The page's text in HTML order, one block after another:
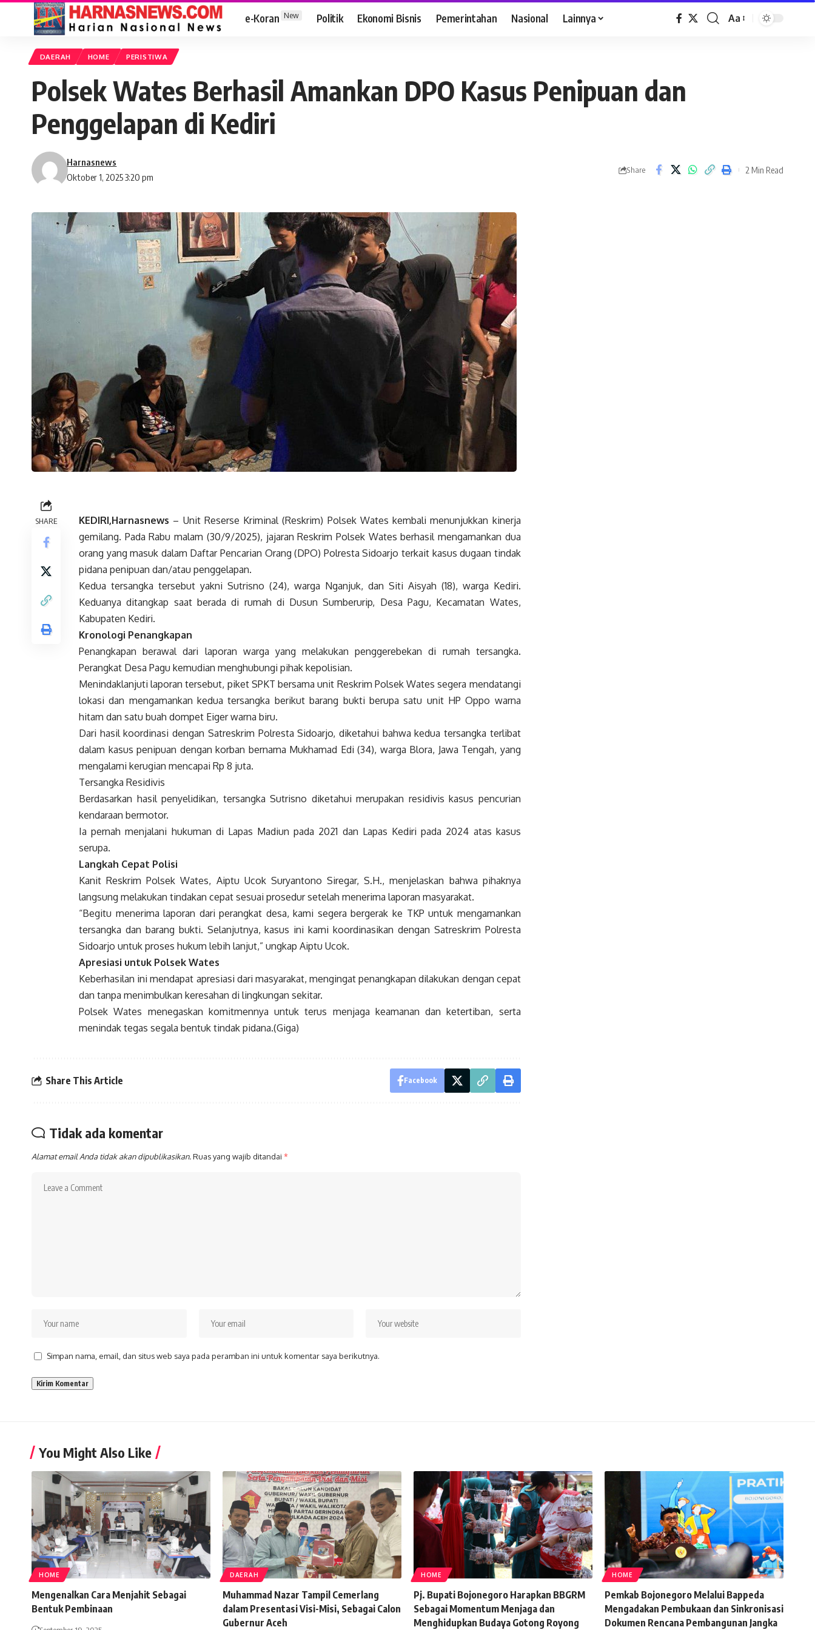
e-Koran New Politik Ekonomi Bisnis Pemerintahan Nasional Lainnya Aa
DAERAH HOME PERISTIWA
Polsek Wates Berhasil Amankan DPO Kasus Penipuan dan
Penggelapan di Kediri
Oktober 1, 2025 3:20 pm
Harnasnews
Share 2 Min Read
SHARE KEDIRI,Harnasnews – Unit Reserse Kriminal (Reskrim) Polsek Wates kembali menunjukkan kinerja
gemilang. Pada Rabu malam (30/9/2025), jajaran Reskrim Polsek Wates berhasil mengamankan dua
orang yang masuk dalam Daftar Pencarian Orang (DPO) Polresta Sidoarjo terkait kasus dugaan tindak
pidana penipuan dan/atau penggelapan.
Kedua tersangka tersebut yakni Sutrisno (24), warga Nganjuk, dan Siti Aisyah (18), warga Kediri.
Keduanya ditangkap saat berada di rumah di Dusun Sumberurip, Desa Pagu, Kecamatan Wates,
Kabupaten Kediri.
Kronologi Penangkapan
Penangkapan berawal dari laporan warga yang melakukan penggerebekan di rumah tersangka.
Perangkat Desa Pagu kemudian menghubungi pihak kepolisian.
Menindaklanjuti laporan tersebut, piket SPKT bersama unit Reskrim Polsek Wates segera mendatangi
lokasi dan mengamankan kedua tersangka berikut barang bukti berupa satu unit HP Oppo warna
hitam dan satu buah dompet Eiger warna biru.
Dari hasil koordinasi dengan Satreskrim Polresta Sidoarjo, diketahui bahwa kedua tersangka terlibat
dalam kasus penipuan dengan korban bernama Mukhamad Edi (34), warga Blora, Jawa Tengah, yang
mengalami kerugian mencapai Rp 8 juta.
Tersangka Residivis
Berdasarkan hasil penyelidikan, tersangka Sutrisno diketahui merupakan residivis kasus pencurian
kendaraan bermotor.
Ia pernah menjalani hukuman di Lapas Madiun pada 2021 dan Lapas Kediri pada 2024 atas kasus
serupa.
Langkah Cepat Polisi
Kanit Reskrim Polsek Wates, Aiptu Ucok Suryantono Siregar, S.H., menjelaskan bahwa pihaknya
langsung melakukan tindakan cepat sesuai prosedur setelah menerima laporan masyarakat.
“Begitu menerima laporan dari perangkat desa, kami segera bergerak ke TKP untuk mengamankan
tersangka dan barang bukti. Selanjutnya, kasus ini kami koordinasikan dengan Satreskrim Polresta
Sidoarjo untuk proses hukum lebih lanjut,” ungkap Aiptu Ucok.
Apresiasi untuk Polsek Wates
Keberhasilan ini mendapat apresiasi dari masyarakat, mengingat penangkapan dilakukan dengan cepat
dan tanpa menimbulkan keresahan di lingkungan sekitar.
Polsek Wates menegaskan komitmennya untuk terus menjaga keamanan dan ketertiban, serta
menindak tegas segala bentuk tindak pidana.(Giga)
Share This Article Facebook
Tidak ada komentar
Alamat email Anda tidak akan dipublikasikan.Ruas yang wajib ditandai *
Simpan nama, email, dan situs web saya pada peramban ini untuk komentar saya berikutnya.
You Might Also Like
HOME
Mengenalkan Cara Menjahit Sebagai
Bentuk Pembinaan
DAERAH
Muhammad Nazar Tampil Cemerlang
dalam Presentasi Visi-Misi, Sebagai Calon
Gubernur Aceh
HOME
Pj. Bupati Bojonegoro Harapkan BBGRM
Sebagai Momentum Menjaga dan
Menghidupkan Budaya Gotong Royong
HOME
Pemkab Bojonegoro Melalui Bappeda
Mengadakan Pembukaan dan Sinkronisasi
Dokumen Rencana Pembangunan Jangka